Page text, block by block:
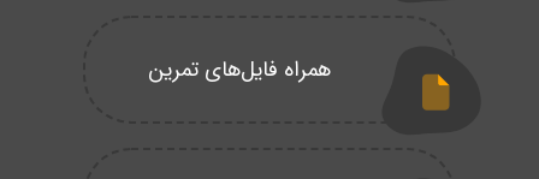
همراه فایل‌های تمرین